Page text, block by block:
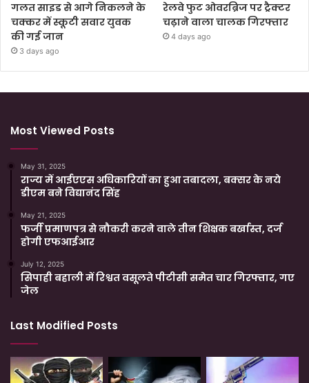
गलत साइड से आगे निकलने के
चक्कर में स्कूटी सवार युवक
की गई जान
3 days ago
रेलवे फुट ओवरब्रिज पर ट्रैक्टर
चढ़ाने वाला चालक गिरफ्तार
4 days ago
Most Viewed Posts
May 31, 2025
राज्य में आईएएस अधिकारियों का हुआ तबादला, बक्सर के नये
डीएम बने विद्यानंद सिंह
May 21, 2025
फर्जी प्रमाणपत्र से नौकरी करने वाले तीन शिक्षक बर्खास्त, दर्ज
होगी एफआईआर
July 12, 2025
सिपाही बहाली में रिश्वत वसूलते पीटीसी समेत चार गिरफ्तार, गए
जेल
Last Modified Posts